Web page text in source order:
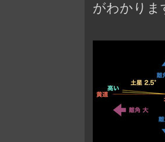
がわかりま